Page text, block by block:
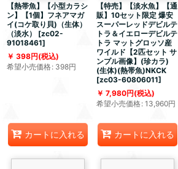
【熱帯魚】【小型カラシ
ン】【1個】フネアマガ
イ(コケ取り貝)（生体）
（淡水）
[zc02-
91018461]
398円(税込)
希望小売価格: 398円
カートに入れる
【特売】【淡水魚】【通
販】10セット限定 爆安
スーパーレッドデビルテ
トラ＆イエローデビルテ
トラ マットグロッソ産
ワイルド【2匹セット サ
ンプル画像】(珍カラ)
(生体)(熱帯魚)NKCK
[zc03-60806011]
7,980円(税込)
希望小売価格: 13,960円
カートに入れる